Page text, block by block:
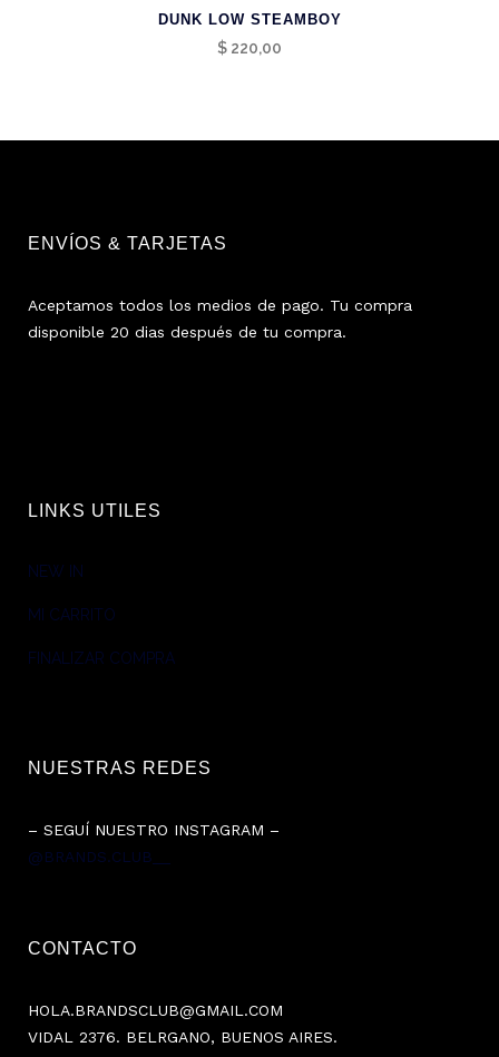
DUNK LOW STEAMBOY
$ 220,00
ENVÍOS & TARJETAS
Aceptamos todos los medios de pago. Tu compra
disponible 20 dias después de tu compra.
LINKS UTILES
NEW IN
MI CARRITO
FINALIZAR COMPRA
NUESTRAS REDES
– SEGUÍ NUESTRO INSTAGRAM –
@BRANDS.CLUB__
CONTACTO
HOLA.BRANDSCLUB@GMAIL.COM
VIDAL 2376. BELRGANO, BUENOS AIRES.